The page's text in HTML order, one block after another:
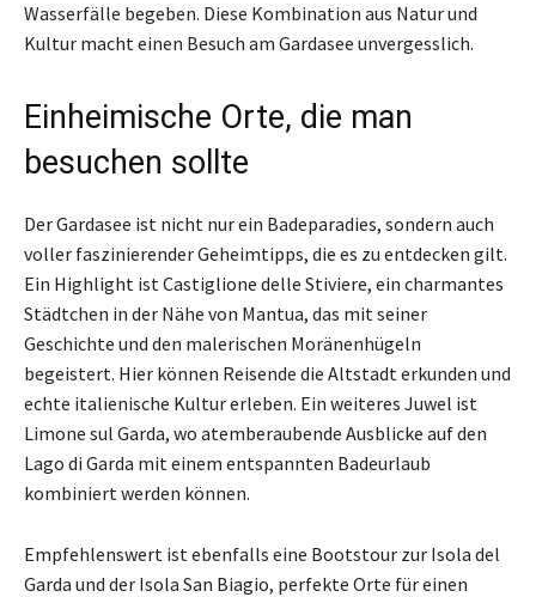
Wasserfälle begeben. Diese Kombination aus Natur und
Kultur macht einen Besuch am Gardasee unvergesslich.
Einheimische Orte, die man
besuchen sollte
Der Gardasee ist nicht nur ein Badeparadies, sondern auch
voller faszinierender Geheimtipps, die es zu entdecken gilt.
Ein Highlight ist Castiglione delle Stiviere, ein charmantes
Städtchen in der Nähe von Mantua, das mit seiner
Geschichte und den malerischen Moränenhügeln
begeistert. Hier können Reisende die Altstadt erkunden und
echte italienische Kultur erleben. Ein weiteres Juwel ist
Limone sul Garda, wo atemberaubende Ausblicke auf den
Lago di Garda mit einem entspannten Badeurlaub
kombiniert werden können.
Empfehlenswert ist ebenfalls eine Bootstour zur Isola del
Garda und der Isola San Biagio, perfekte Orte für einen